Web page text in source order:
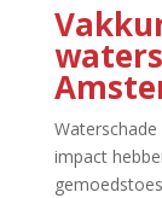
impact